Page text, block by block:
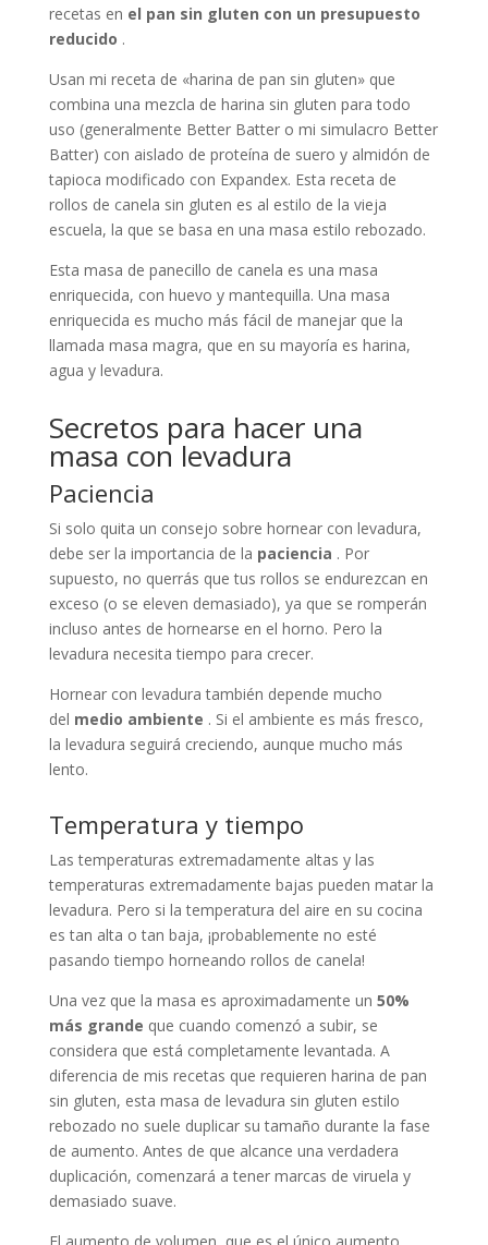
recetas en el pan sin gluten con un presupuesto
reducido .
Usan mi receta de «harina de pan sin gluten» que
combina una mezcla de harina sin gluten para todo
uso (generalmente Better Batter o mi simulacro Better
Batter) con aislado de proteína de suero y almidón de
tapioca modificado con Expandex. Esta receta de
rollos de canela sin gluten es al estilo de la vieja
escuela, la que se basa en una masa estilo rebozado.
Esta masa de panecillo de canela es una masa
enriquecida, con huevo y mantequilla. Una masa
enriquecida es mucho más fácil de manejar que la
llamada masa magra, que en su mayoría es harina,
agua y levadura.
Secretos para hacer una
masa con levadura
Paciencia
Si solo quita un consejo sobre hornear con levadura,
debe ser la importancia de la paciencia . Por
supuesto, no querrás que tus rollos se endurezcan en
exceso (o se eleven demasiado), ya que se romperán
incluso antes de hornearse en el horno. Pero la
levadura necesita tiempo para crecer.
Hornear con levadura también depende mucho
del medio ambiente . Si el ambiente es más fresco,
la levadura seguirá creciendo, aunque mucho más
lento.
Temperatura y tiempo
Las temperaturas extremadamente altas y las
temperaturas extremadamente bajas pueden matar la
levadura. Pero si la temperatura del aire en su cocina
es tan alta o tan baja, ¡probablemente no esté
pasando tiempo horneando rollos de canela!
Una vez que la masa es aproximadamente un 50%
más grande que cuando comenzó a subir, se
considera que está completamente levantada. A
diferencia de mis recetas que requieren harina de pan
sin gluten, esta masa de levadura sin gluten estilo
rebozado no suele duplicar su tamaño durante la fase
de aumento. Antes de que alcance una verdadera
duplicación, comenzará a tener marcas de viruela y
demasiado suave.